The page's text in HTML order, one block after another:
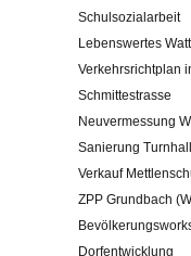
Impressum
Schulsozialarbeit
Lebenswertes
Verkehrsrichtplan
Schmittestrasse
Neuvermessung
Sanierung
Verkauf
ZPP Grundbach
Dorfentwicklung